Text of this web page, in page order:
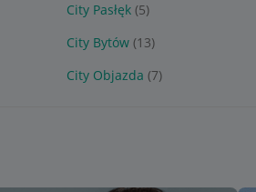
City Pasłęk (5)
City Bytów (13)
City Objazda (7)